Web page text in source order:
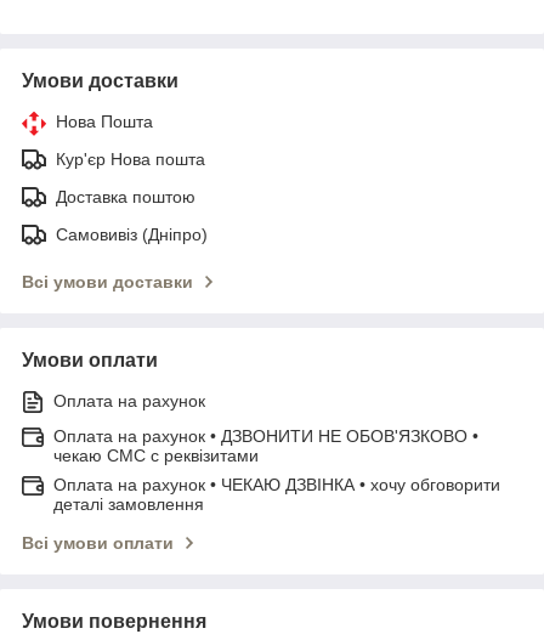
Умови доставки
Нова Пошта
Кур'єр Нова пошта
Доставка поштою
Самовивіз (Дніпро)
Всі умови доставки
Умови оплати
Оплата на рахунок
Оплата на рахунок • ДЗВОНИТИ НЕ ОБОВ'ЯЗКОВО •
чекаю СМС с реквізитами
Оплата на рахунок • ЧЕКАЮ ДЗВІНКА • хочу обговорити
деталі замовлення
Всі умови оплати
Умови повернення